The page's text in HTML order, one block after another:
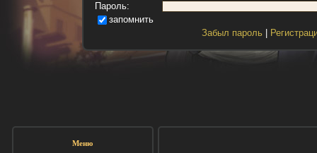
Пароль:
запомнить
Забыл пароль|
Меню